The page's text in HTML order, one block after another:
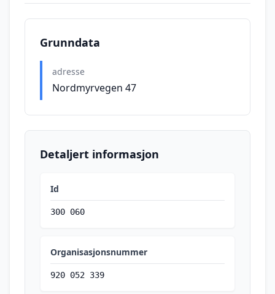
Grunndata
adresse
Nordmyrvegen 47
Detaljert informasjon
Id
300 060
Organisasjonsnummer
920 052 339